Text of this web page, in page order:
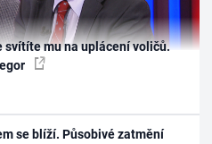
svítíte mu na uplácení voličů.
se blíží. Působivé zatmění